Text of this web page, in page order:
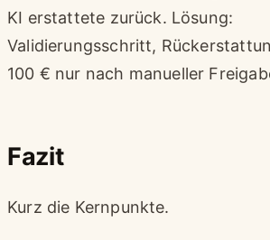
KI erstattete zurück. Lösung:
Validierungsschritt,
100 € nur nach manueller
Fazit
Kurz die Kernpunkte.